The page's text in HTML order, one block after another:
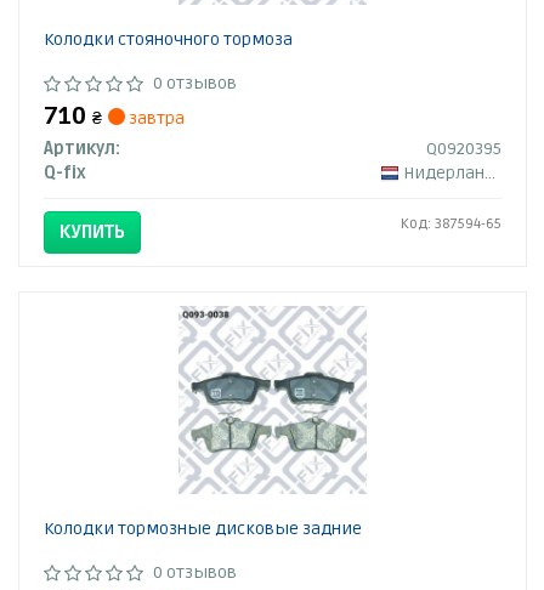
Колодки стояночного тормоза
0 отзывов
710 ₴
завтра
Артикул:
Q0920395
Q-fix
Нидерланды
КУПИТЬ Код: 387594-65
Колодки тормозные дисковые задние
0 отзывов